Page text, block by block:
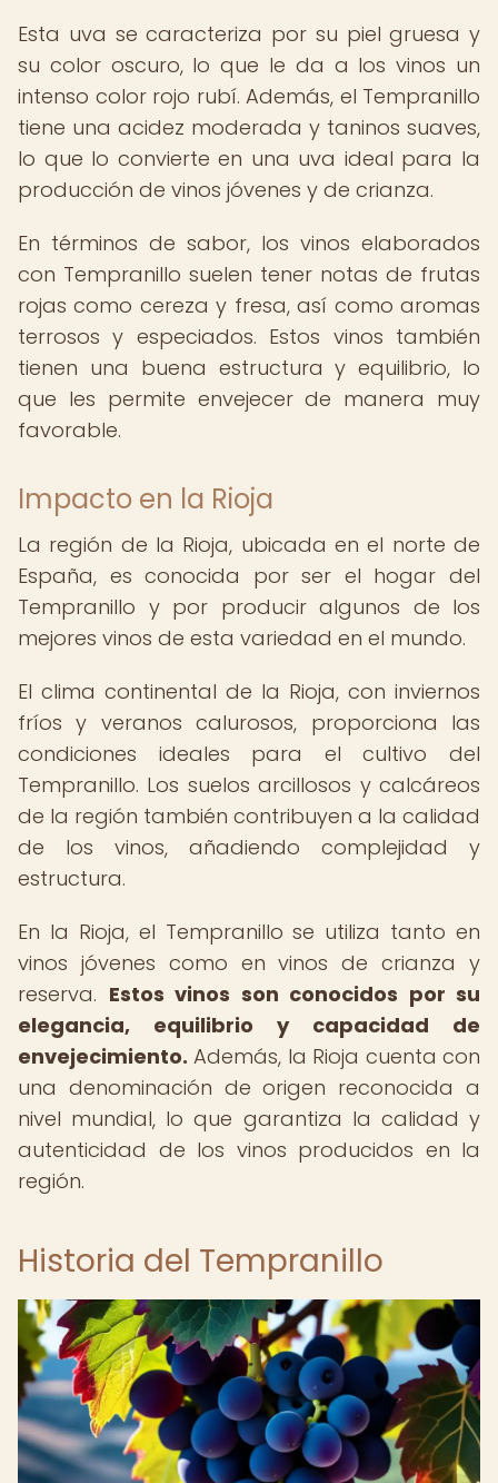
Esta uva se caracteriza por su piel gruesa y
su color oscuro, lo que le da a los vinos un
intenso color rojo rubí. Además, el Tempranillo
tiene una acidez moderada y taninos suaves,
lo que lo convierte en una uva ideal para la
producción de vinos jóvenes y de crianza.
En términos de sabor, los vinos elaborados
con Tempranillo suelen tener notas de frutas
rojas como cereza y fresa, así como aromas
terrosos y especiados. Estos vinos también
tienen una buena estructura y equilibrio, lo
que les permite envejecer de manera muy
favorable.
Impacto en la Rioja
La región de la Rioja, ubicada en el norte de
España, es conocida por ser el hogar del
Tempranillo y por producir algunos de los
mejores vinos de esta variedad en el mundo.
El clima continental de la Rioja, con inviernos
fríos y veranos calurosos, proporciona las
condiciones ideales para el cultivo del
Tempranillo. Los suelos arcillosos y calcáreos
de la región también contribuyen a la calidad
de los vinos, añadiendo complejidad y
estructura.
En la Rioja, el Tempranillo se utiliza tanto en
vinos jóvenes como en vinos de crianza y
reserva. Estos vinos son conocidos por su
elegancia, equilibrio y capacidad de
envejecimiento. Además, la Rioja cuenta con
una denominación de origen reconocida a
nivel mundial, lo que garantiza la calidad y
autenticidad de los vinos producidos en la
región.
Historia del Tempranillo